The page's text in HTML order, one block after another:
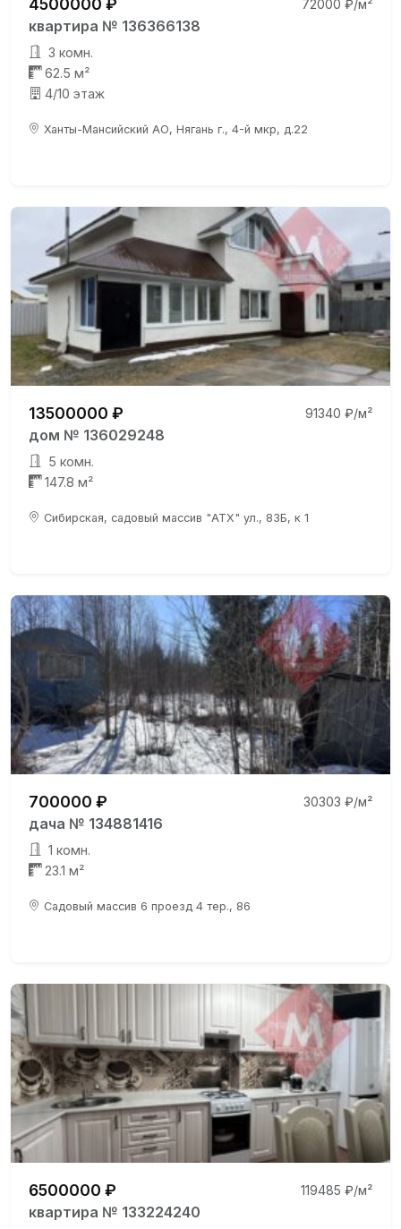
72000 ₽/м²
квартира № 136366138
3 комн.
62.5 м²
4/10 этаж
Ханты-Мансийский АО, Нягань г., 4-й мкр, д.22
13500000 ₽ 91340 ₽/м²
дом № 136029248
5 комн.
147.8 м²
Сибирская, садовый массив "АТХ" ул., 83Б, к 1
700000 ₽ 30303 ₽/м²
дача № 134881416
1 комн.
23.1 м²
Садовый массив 6 проезд 4 тер., 86
6500000 ₽ 119485 ₽/м²
квартира № 133224240